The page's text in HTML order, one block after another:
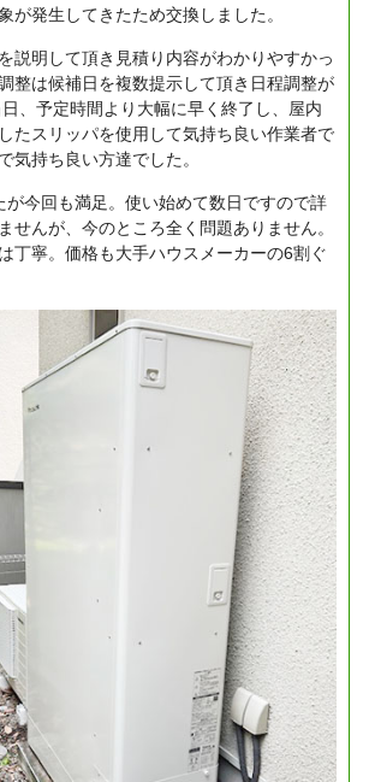
が発生してきたため交換しました。
説明して頂き見積り内容がわかりやすかっ
整は候補日を複数提示して頂き日程調整が
、予定時間より大幅に早く終了し、屋内
たスリッパを使用して気持ち良い作業者で
気持ち良い方達でした。
が今回も満足。使い始めて数日ですので詳
せんが、今のところ全く問題ありません。
丁寧。価格も大手ハウスメーカーの6割ぐ